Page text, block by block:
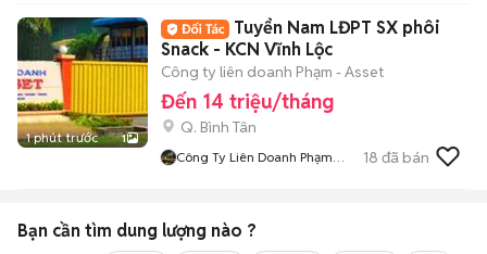
1 phút trước 1
Tuyển Nam LĐPT SX phôi
Snack - KCN Vĩnh Lộc
Công ty liên doanh Phạm - Asset
Đến 14 triệu/tháng
Q. Bình Tân
Công Ty Liên Doanh Phạm
18 đã bán
Bạn cần tìm dung lượng nào ?